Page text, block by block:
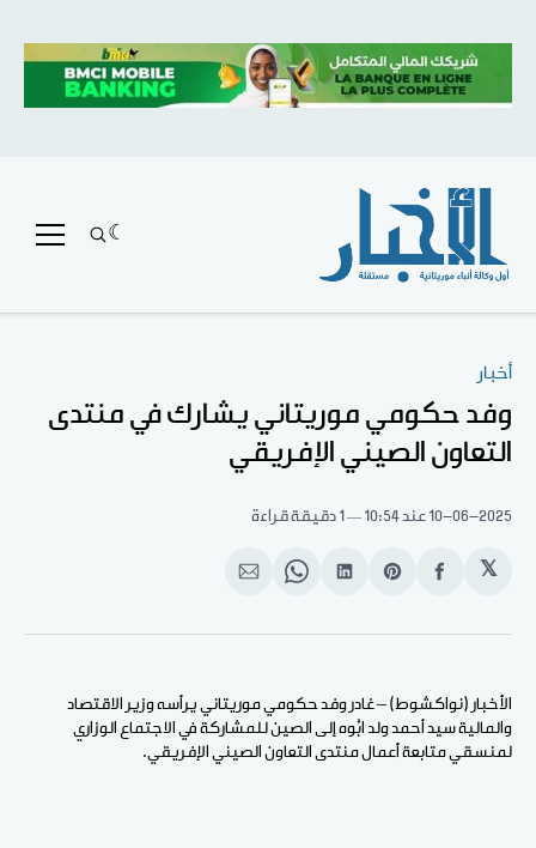
أخبار
وفد حكومي موريتاني يشارك في منتدى
التعاون الصيني الإفريقي
10-06-2025 عند 10:54 1 دقيقة قراءة
𝕏
انشر
الفيسبوك
Share
Pinterest
انشر
لينكد
Share
WhatsApp
انشر
الإيميل
الأخبار (نواكشوط) – غادر وفد حكومي موريتاني يرأسه وزير الاقتصاد
والمالية سيد أحمد ولد ابُوه إلى الصين للمشاركة في الاجتماع الوزاري
لمنسقي متابعة أعمال منتدى التعاون الصيني الإفريقي.